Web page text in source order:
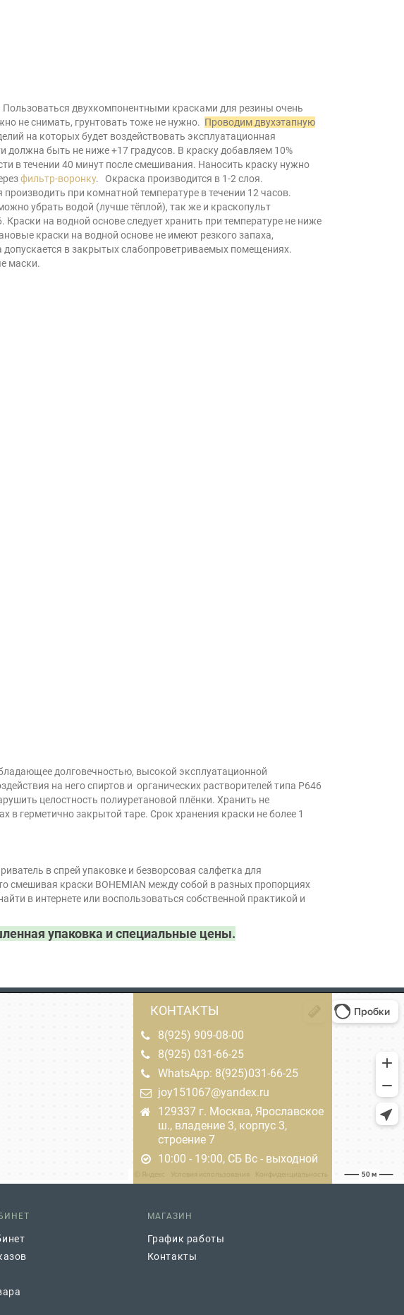
двухкомпонентными красками для резины очень
не снимать, грунтовать тоже не нужно. Проводим двухэтапную
на которых будет воздействовать эксплуатационная
должна быть не ниже +17 градусов. В краску добавляем 10%
в течении 40 минут после смешивания. Наносить краску нужно
фильтр-воронку. Окраска производится в 1-2 слоя.
при комнатной температуре в течении 12 часов.
убрать водой (лучше тёплой), так же и краскопульт
на водной основе следует хранить при температуре не ниже
краски на водной основе не имеют резкого запаха,
в закрытых слабопроветриваемых помещениях.
маски.
долговечностью, высокой эксплуатационной
на него спиртов и органических растворителей типа Р646
целостность полиуретановой плёнки. Хранить не
герметично закрытой таре. Срок хранения краски не более 1
в спрей упаковке и безворсовая салфетка для
смешивая краски BOHEMIAN между собой в разных пропорциях
в интернете или воспользоваться собственной практикой и
упаковка и специальные цены.
КОНТАКТЫ
8(925) 909-08-00
8(925) 031-66-25
WhatsApp: 8(925)031-66-25
joy151067@yandex.ru
129337 г. Москва, Ярославское
ш., владение 3, корпус 3,
строение 7
10:00 - 19:00, СБ Вс - выходной
МАГАЗИН
График работы
Контакты